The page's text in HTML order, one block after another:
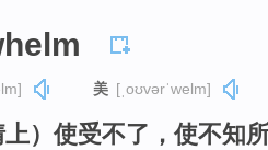
美 [ˌoʊvərˈwelm]
）使受不了，使不知